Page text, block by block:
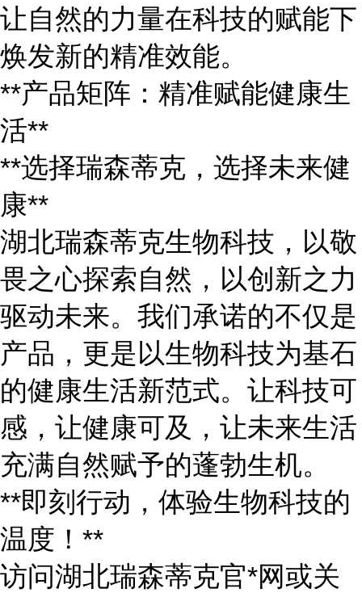
让自然的力量在科技的赋能下
焕发新的精准效能。
**产品矩阵：精准赋能健康生
活**
**选择瑞森蒂克，选择未来健
康**
湖北瑞森蒂克生物科技，以敬
畏之心探索自然，以创新之力
驱动未来。我们承诺的不仅是
产品，更是以生物科技为基石
的健康生活新范式。让科技可
感，让健康可及，让未来生活
充满自然赋予的蓬勃生机。
**即刻行动，体验生物科技的
温度！**
访问湖北瑞森蒂克官*网或关